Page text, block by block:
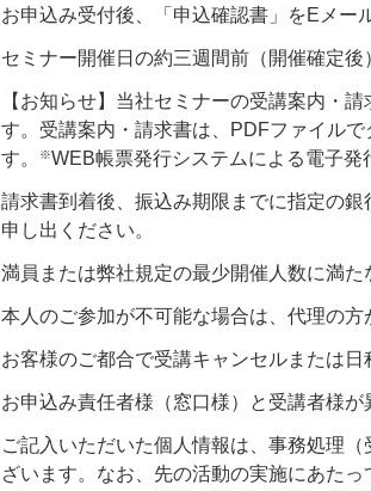
お申込み受付後、「申込確認書」をEメー
セミナー開催日の約三週間前（開催確定
【お知らせ】当社セミナーの受講案内・
す。受講案内・請求書は、PDFファイル
す。
※WEB帳票発行システムによる電子発
請求書到着後、振込み期限までに指定の
申し出ください。
満員または弊社規定の最少開催人数に満
本人のご参加が不可能な場合は、代理の方
お客様のご都合で受講キャンセルまたは
お申込み責任者様（窓口様）と受講者様
ご記入いただいた個人情報は、事務処理
ざいます。なお、先の活動の実施にあた